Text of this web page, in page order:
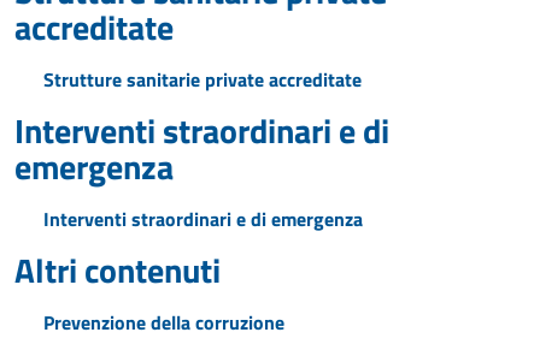
accreditate
Strutture sanitarie private accreditate
Interventi straordinari e di
emergenza
Interventi straordinari e di emergenza
Altri contenuti
Prevenzione della corruzione